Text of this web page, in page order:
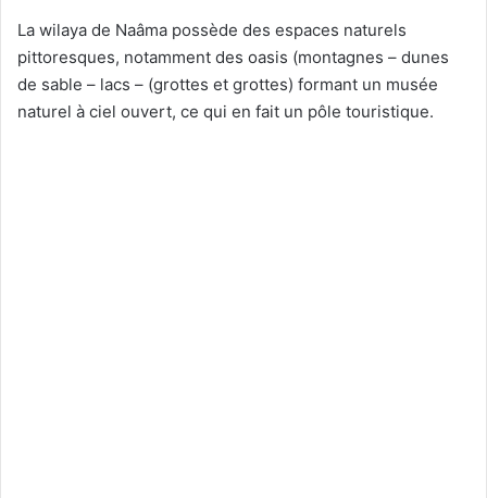
La wilaya de Naâma possède des espaces naturels
pittoresques, notamment des oasis (montagnes – dunes
de sable – lacs – (grottes et grottes) formant un musée
naturel à ciel ouvert, ce qui en fait un pôle touristique.